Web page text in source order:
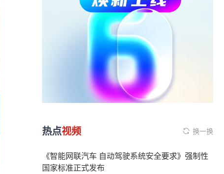
热点视频 换一换
《智能网联汽车 自动驾驶系统安全要求》强制性
国家标准正式发布